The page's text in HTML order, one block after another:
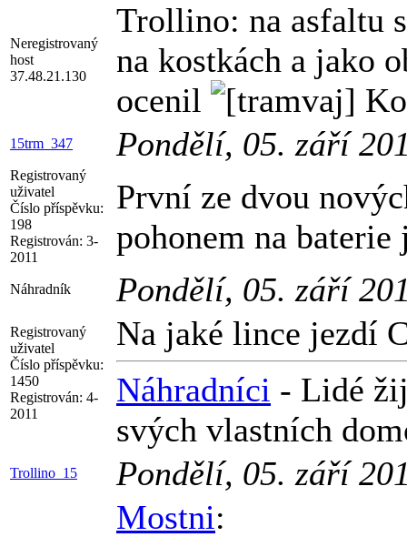
Neregistrovaný
host
37.48.21.130
Trollino: na asfaltu
na kostkách a jako
ocenil
15trm_347 Pondělí, 05. září
Registrovaný
uživatel
Číslo příspěvku:
198
Registrován: 3-
2011
První ze dvou
pohonem na
Náhradník Pondělí, 05. září
Registrovaný
uživatel
Číslo příspěvku:
1450
Registrován: 4-
2011
Na jaké lince jezdí
Náhradníci - Lidé
svých vlastních
Trollino_15 Pondělí, 05. září
Mostni: